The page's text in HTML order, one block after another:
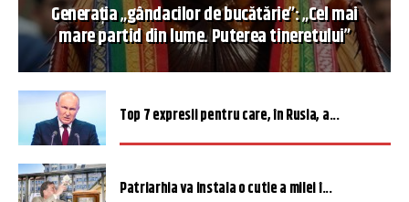
Generația „gândacilor de bucătărie”: „Cel mai
mare partid din lume. Puterea tineretului”
Top 7 expresii pentru care, în Rusia, a...
Patriarhia va instala o cutie a milei î...